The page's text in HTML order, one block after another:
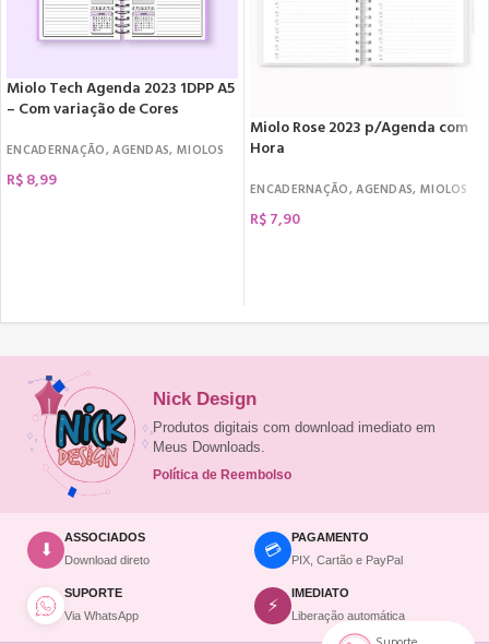
Miolo Tech Agenda 2023 1DPP A5
– Com variação de Cores
ENCADERNAÇÃO,AGENDAS, MIOLOS
R$8,99
Miolo Rose 2023 p/Agenda com
Hora
ENCADERNAÇÃO,AGENDAS, MIOLOS
R$7,90
Nick Design
Produtos digitais com download imediato em
Meus Downloads.
Política de Reembolso
⬇
ASSOCIADOS
Download direto
💳
PAGAMENTO
PIX, Cartão e PayPal
SUPORTE
Via WhatsApp
⚡
IMEDIATO
Liberação automática